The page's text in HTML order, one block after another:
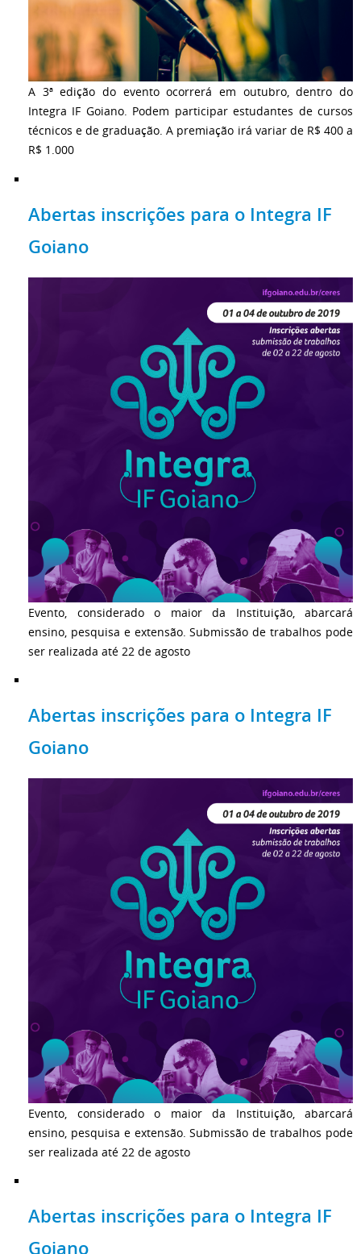
A 3ª edição do evento ocorrerá em outubro, dentro do
Integra IF Goiano. Podem participar estudantes de cursos
técnicos e de graduação. A premiação irá variar de R$ 400 a
R$ 1.000
Abertas inscrições para o Integra IF
Goiano
Evento, considerado o maior da Instituição, abarcará
ensino, pesquisa e extensão. Submissão de trabalhos pode
ser realizada até 22 de agosto
Abertas inscrições para o Integra IF
Goiano
Evento, considerado o maior da Instituição, abarcará
ensino, pesquisa e extensão. Submissão de trabalhos pode
ser realizada até 22 de agosto
Abertas inscrições para o Integra IF
Goiano